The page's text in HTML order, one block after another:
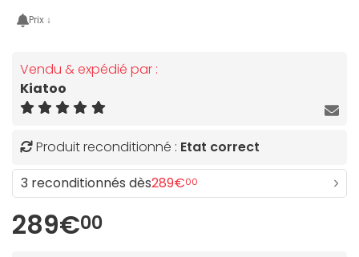
Prix ↓
Vendu & expédié par :
Kiatoo
Produit reconditionné : Etat correct
3 reconditionnés dès289€00
289€00